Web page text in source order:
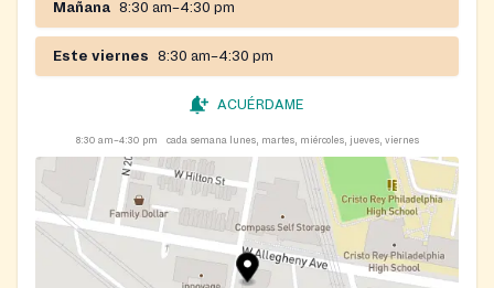
Mañana 8:30 am–4:30 pm
Este viernes 8:30 am–4:30 pm
ACUÉRDAME
8:30 am–4:30 pm cada semana lunes, martes, miércoles, jueves, viernes